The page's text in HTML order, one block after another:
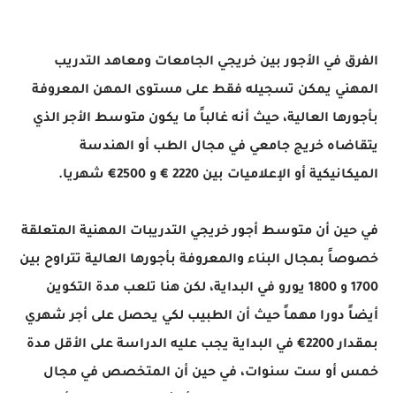
الفرق في الأجور بين خريجي الجامعات ومعاهد التدريب
المهني يمكن تسجيله فقط على مستوى المهن المعروفة
بأجورها العالية، حيث أنه غالباً ما يكون متوسط الأجر الذي
يتقاضاه خريج جامعي في مجال الطب أو الهندسة
الميكانيكية أو الإعلاميات بين 2220 € و 2500€ شهريا.
في حين أن متوسط أجور خريجي التدريبات المهنية المتعلقة
خصوصاً بمجال البناء والمعروفة بأجورها العالية تتراوح بين
1700 و 1800 يورو في البداية، لكن هنا تلعب مدة التكوين
أيضاً دورا مهماً حيث أن الطبيب لكي يحصل على أجر شهري
بمقدار 2200€ في البداية يجب عليه الدراسة على الأقل مدة
خمس أو ست سنوات، في حين أن المتخصص في مجال